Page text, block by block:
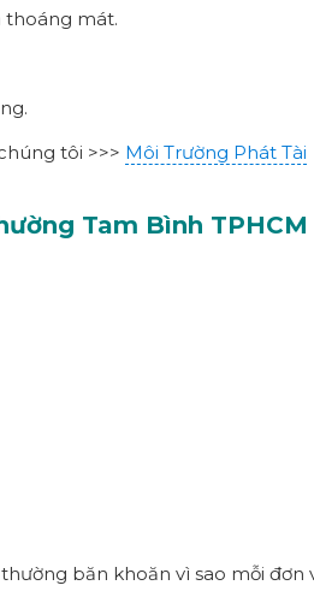
thoáng mát.
tôi >>> Môi Trường Phát Tài
Tam Bình TPHCM
băn khoăn vì sao mỗi